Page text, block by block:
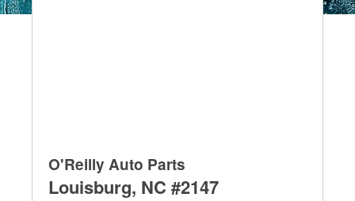
O'Reilly Auto Parts
Louisburg, NC #2147